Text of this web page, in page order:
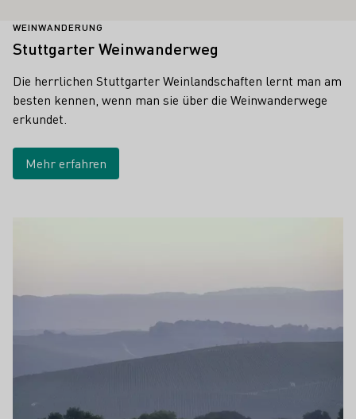
WEINWANDERUNG
Stuttgarter Weinwanderweg
Die herrlichen Stuttgarter Weinlandschaften lernt man am
besten kennen, wenn man sie über die Weinwanderwege
erkundet.
Mehr erfahren